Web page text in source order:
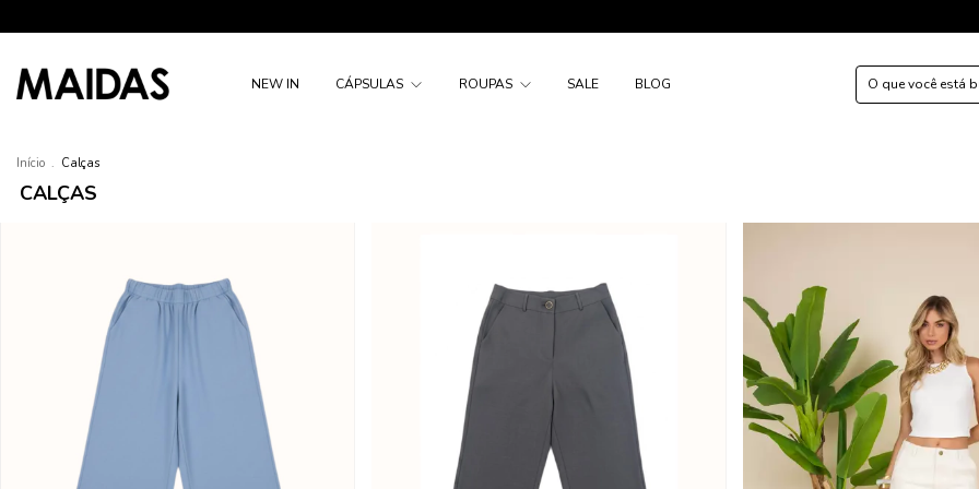
NEW IN CÁPSULAS ROUPAS SALE BLOG
Início . Calças
CALÇAS